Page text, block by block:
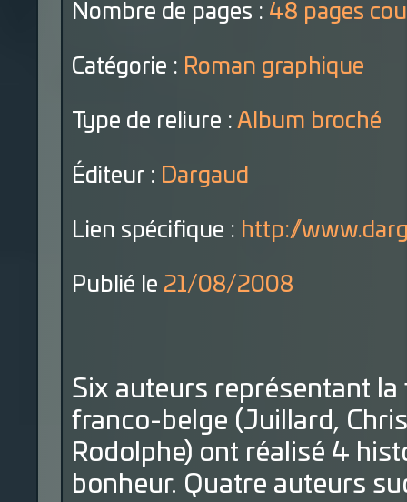
Nombre de pages : 48 pages
Catégorie : Roman graphique
Type de reliure : Album broché
Éditeur : Dargaud
Lien spécifique : http://
Publié le 21/08/2008
Six auteurs représentant
franco-belge (Juillard,
Rodolphe) ont réalisé 4
bonheur. Quatre auteurs